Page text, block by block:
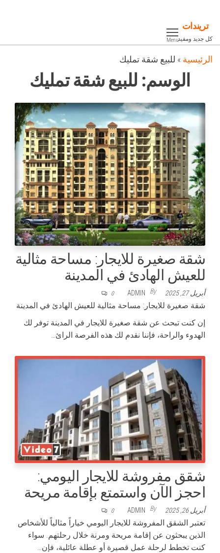
content
تريندات
كل جديد ومفيدMenu
الرئيسية » للبيع شقة تمليك
الوسم: للبيع شقة تمليك
شقة صغيرة للايجار: مساحة مثالية
للعيش الهادئ في المدينة
أبريل 27, 2025 By
ADMIN
0
شقة صغيرة للايجار: مساحة مثالية للعيش الهادئ في المدينة
إن كنت تبحث عن شقة صغيرة للايجار في المدينة توفر لك
الهدوء والراحة، فإننا نقدم لك هذه الفرصة الرائ…
شقق مفروشة للايجار اليومي:
احجز الآن واستمتع بإقامة مريحة
أبريل 26, 2025 By
ADMIN
0
تعتبر الشقق المفروشة للايجار اليومي خياراً مثالياً للأشخاص
الذين يبحثون عن إقامة مريحة ومرنة خلال رحلتهم. سواء
كنت تخطط لرحلة عمل قصيرة أو عطلة عائلية، فإن…